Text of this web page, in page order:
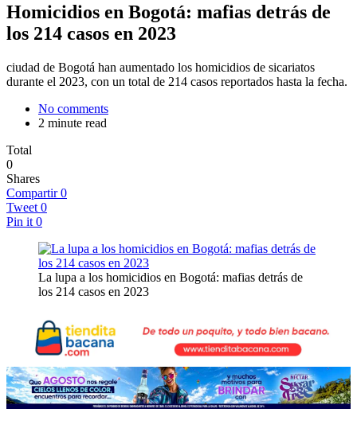
Homicidios en Bogotá: mafias detrás de
los 214 casos en 2023
ciudad de Bogotá han aumentado los homicidios de sicariatos
durante el 2023, con un total de 214 casos reportados hasta la fecha.
No comments
2 minute read
Total
0
Shares
Compartir 0
Tweet 0
Pin it 0
La lupa a los homicidios en Bogotá: mafias detrás de
los 214 casos en 2023